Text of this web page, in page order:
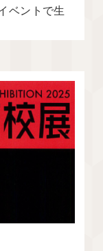
ベントで生